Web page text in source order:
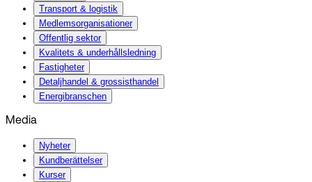
Transport & logistik
Medlemsorganisationer
Offentlig sektor
Kvalitets & underhållsledning
Fastigheter
Detaljhandel & grossisthandel
Energibranschen
Media
Nyheter
Kundberättelser
Kurser